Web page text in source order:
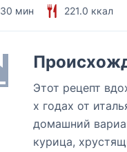
30 мин 221.0 ккал
Этот рецепт
х годах от
домашний
курица,